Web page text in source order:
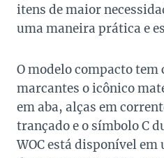
itens de maior
uma maneira prática e
O modelo compacto
marcantes o icônico
em aba, alças em
trançado e o símbolo C
WOC está disponível